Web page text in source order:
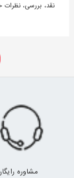
نقد، بررسی، نظرات
مشاوره